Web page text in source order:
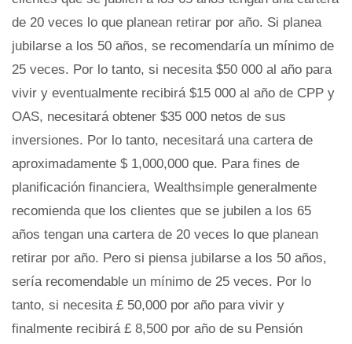
de 20 veces lo que planean retirar por año. Si planea
jubilarse a los 50 años, se recomendaría un mínimo de
25 veces. Por lo tanto, si necesita $50 000 al año para
vivir y eventualmente recibirá $15 000 al año de CPP y
OAS, necesitará obtener $35 000 netos de sus
inversiones. Por lo tanto, necesitará una cartera de
aproximadamente $ 1,000,000 que. Para fines de
planificación financiera, Wealthsimple generalmente
recomienda que los clientes que se jubilen a los 65
años tengan una cartera de 20 veces lo que planean
retirar por año. Pero si piensa jubilarse a los 50 años,
sería recomendable un mínimo de 25 veces. Por lo
tanto, si necesita £ 50,000 por año para vivir y
finalmente recibirá £ 8,500 por año de su Pensión